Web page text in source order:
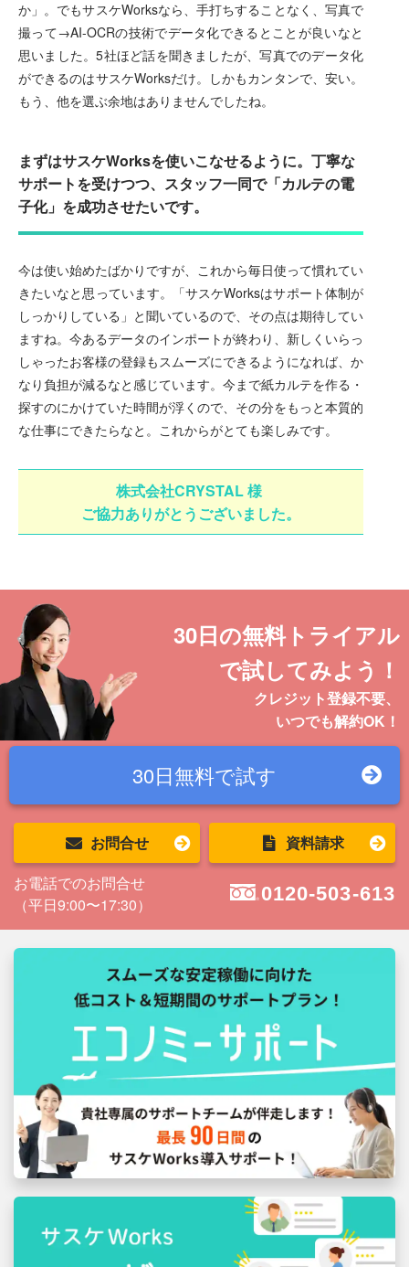
か」。でもサスケWorksなら、手打ちすることなく、写真で
撮って→AI-OCRの技術でデータ化できるとことが良いなと
思いました。5社ほど話を聞きましたが、写真でのデータ化
ができるのはサスケWorksだけ。しかもカンタンで、安い。
もう、他を選ぶ余地はありませんでしたね。
まずはサスケWorksを使いこなせるように。丁寧な
サポートを受けつつ、スタッフ一同で「カルテの電
子化」を成功させたいです。
今は使い始めたばかりですが、これから毎日使って慣れてい
きたいなと思っています。「サスケWorksはサポート体制が
しっかりしている」と聞いているので、その点は期待してい
ますね。今あるデータのインポートが終わり、新しくいらっ
しゃったお客様の登録もスムーズにできるようになれば、か
なり負担が減るなと感じています。今まで紙カルテを作る・
探すのにかけていた時間が浮くので、その分をもっと本質的
な仕事にできたらなと。これからがとても楽しみです。
株式会社CRYSTAL様
ご協力ありがとうございました。
30日の無料トライアル
で試してみよう！
クレジット登録不要、
いつでも解約OK！
30日無料で試す
お問合せ
資料請求
お電話でのお問合せ
（平日9:00〜17:30）
0120-503-613